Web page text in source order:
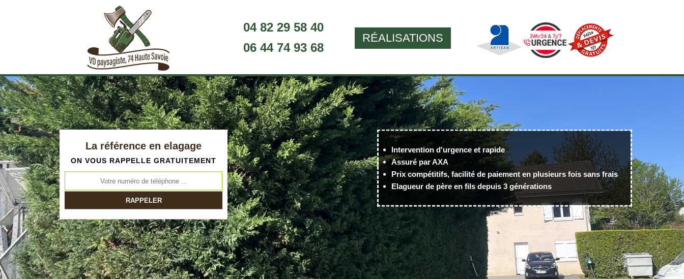
04 82 29 58 40
06 44 74 93 68
RÉALISATIONS
La référence en elagage
ON VOUS RAPPELLE GRATUITEMENT
Intervention d'urgence et rapide
Assuré par AXA
Prix compétitifs, facilité de paiement en plusieurs fois sans frais
Elagueur de père en fils depuis 3 générations